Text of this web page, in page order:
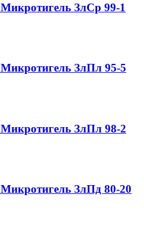
Микротигель ЗлСр 99-1
Микротигель ЗлПл 95-5
Микротигель ЗлПл 98-2
Микротигель ЗлПд 80-20